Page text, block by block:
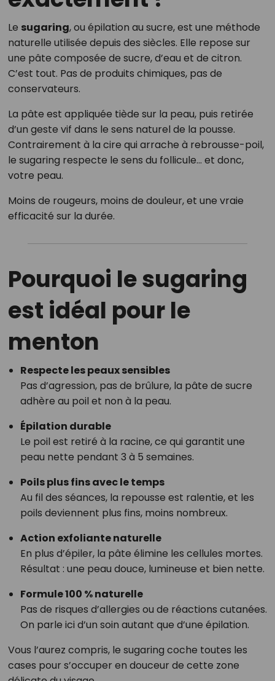
Le sugaring, ou épilation au sucre, est une méthode
naturelle utilisée depuis des siècles. Elle repose sur
une pâte composée de sucre, d’eau et de citron.
C’est tout. Pas de produits chimiques, pas de
conservateurs.
La pâte est appliquée tiède sur la peau, puis retirée
d’un geste vif dans le sens naturel de la pousse.
Contrairement à la cire qui arrache à rebrousse-poil,
le sugaring respecte le sens du follicule… et donc,
votre peau.
Moins de rougeurs, moins de douleur, et une vraie
efficacité sur la durée.
Pourquoi le sugaring
est idéal pour le
menton
Respecte les peaux sensibles
Pas d’agression, pas de brûlure, la pâte de sucre
adhère au poil et non à la peau.
Épilation durable
Le poil est retiré à la racine, ce qui garantit une
peau nette pendant 3 à 5 semaines.
Poils plus fins avec le temps
Au fil des séances, la repousse est ralentie, et les
poils deviennent plus fins, moins nombreux.
Action exfoliante naturelle
En plus d’épiler, la pâte élimine les cellules mortes.
Résultat : une peau douce, lumineuse et bien nette.
Formule 100 % naturelle
Pas de risques d’allergies ou de réactions cutanées.
On parle ici d’un soin autant que d’une épilation.
Vous l’aurez compris, le sugaring coche toutes les
cases pour s’occuper en douceur de cette zone